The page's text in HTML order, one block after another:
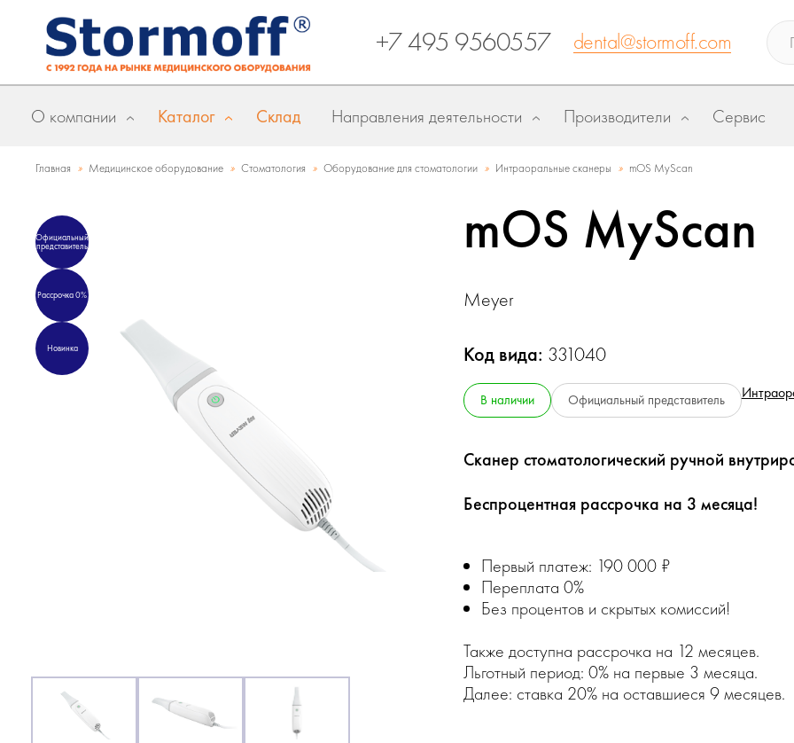
+7 495 9560557 dental@stormoff.com
О компании Каталог Склад Направления деятельности Производители Сервис
Главная » Медицинское оборудование » Стоматология » Оборудование для стоматологии » Интраоральные сканеры » mOS MyScan
Официальный
представитель
Рассрочка 0%
Новинка
mOS MyScan
Meyer
Код вида: 331040
В наличии Официальный представитель
Сканер стоматологический ручной
Беспроцентная рассрочка на 3 месяца!
Первый платеж: 190 000 ₽
Переплата 0%
Без процентов и скрытых комиссий!
Также доступна рассрочка на 12 месяцев.
Льготный период: 0% на первые 3 месяца.
Далее: ставка 20% на оставшиеся 9 месяцев.